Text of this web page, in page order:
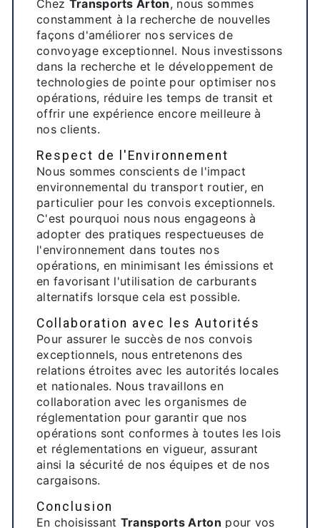
Chez Transports Arton, nous sommes
constamment à la recherche de nouvelles
façons d'améliorer nos services de
convoyage exceptionnel. Nous investissons
dans la recherche et le développement de
technologies de pointe pour optimiser nos
opérations, réduire les temps de transit et
offrir une expérience encore meilleure à
nos clients.
Respect de l'Environnement
Nous sommes conscients de l'impact
environnemental du transport routier, en
particulier pour les convois exceptionnels.
C'est pourquoi nous nous engageons à
adopter des pratiques respectueuses de
l'environnement dans toutes nos
opérations, en minimisant les émissions et
en favorisant l'utilisation de carburants
alternatifs lorsque cela est possible.
Collaboration avec les Autorités
Pour assurer le succès de nos convois
exceptionnels, nous entretenons des
relations étroites avec les autorités locales
et nationales. Nous travaillons en
collaboration avec les organismes de
réglementation pour garantir que nos
opérations sont conformes à toutes les lois
et réglementations en vigueur, assurant
ainsi la sécurité de nos équipes et de nos
cargaisons.
Conclusion
En choisissant Transports Arton pour vos